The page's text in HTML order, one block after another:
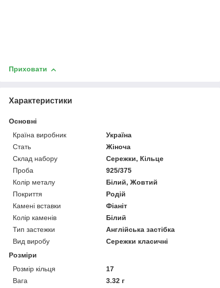
Приховати
Характеристики
Основні
Країна виробник
Україна
Стать
Жіноча
Склад набору
Сережки, Кільце
Проба
925/375
Колір металу
Білий, Жовтий
Покриття
Родій
Камені вставки
Фіаніт
Колір каменів
Білий
Тип застежки
Англійська застібка
Вид виробу
Сережки класичні
Розміри
Розмір кільця
17
Вага
3.32 г